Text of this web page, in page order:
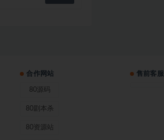
合作网站
80源码
80剧本杀
80资源站
售前客服